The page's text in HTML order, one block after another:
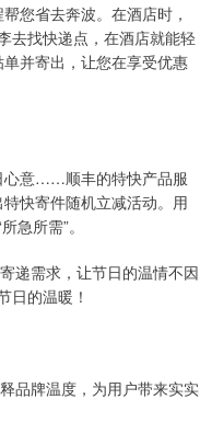
您省去奔波。在酒店时，
去找快递点，在酒店就能轻
并寄出，让您在享受优惠
心意……顺丰的特快产品服
快寄件随机立减活动。用
急所需”。
递需求，让节日的温情不因
日的温暖！
品牌温度，为用户带来实实